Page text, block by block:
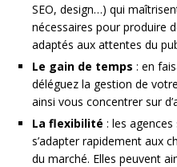
SEO, design…) qui
nécessaires pour produire
adaptés aux attentes du
Le gain de temps : en
déléguez la gestion de
ainsi vous concentrer sur
La flexibilité : les
s’adapter rapidement aux
du marché. Elles peuvent